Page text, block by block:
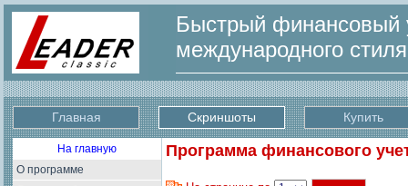
Быстрый финансовый
международного
Главная Скриншоты Купить
На главную
О программе
Программа финансового